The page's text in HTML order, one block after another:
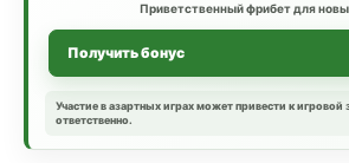
Приветственный фрибет для
Получить бонус
Участие в азартных играх может привести к
ответственно.